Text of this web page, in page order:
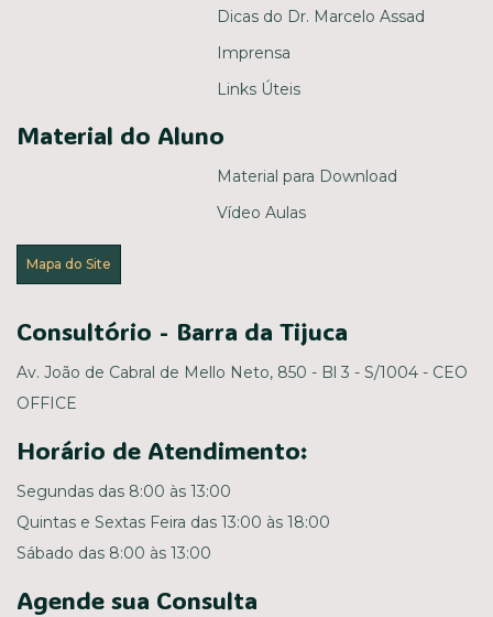
Dicas do Dr. Marcelo Assad
Imprensa
Links Úteis
Material do Aluno
Material para Download
Vídeo Aulas
Mapa do Site
Consultório - Barra da Tijuca
Av. João de Cabral de Mello Neto, 850 - Bl 3 - S/1004 - CEO
OFFICE
Horário de Atendimento:
Segundas das 8:00 às 13:00
Quintas e Sextas Feira das 13:00 às 18:00
Sábado das 8:00 às 13:00
Agende sua Consulta